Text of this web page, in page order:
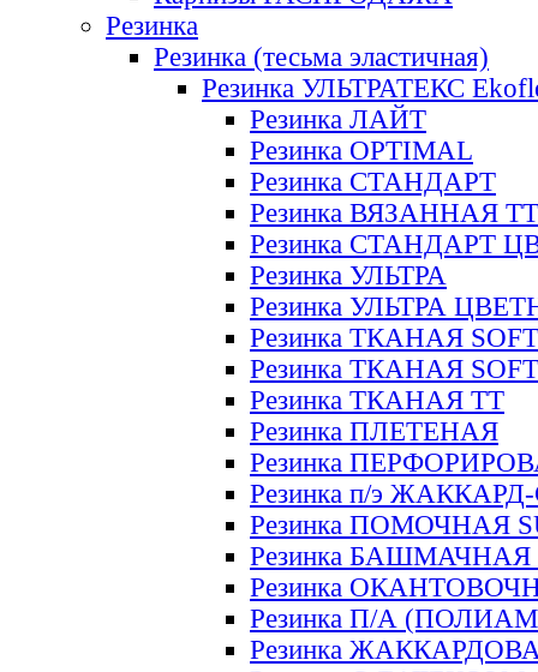
Резинка
Резинка (тесьма эластичная)
Резинка УЛЬТРАТЕКС
Резинка ЛАЙТ
Резинка OPTIMAL
Резинка СТАНДАРТ
Резинка ВЯЗАННАЯ ТТ
Резинка СТАНДАРТ
Резинка УЛЬТРА
Резинка УЛЬТРА
Резинка ТКАНАЯ SOFT
Резинка ТКАНАЯ
Резинка ТКАНАЯ ТТ
Резинка ПЛЕТЕНАЯ
Резинка
Резинка п/э
Резинка ПОМОЧНАЯ
Резинка БАШМАЧНАЯ
Резинка
Резинка П/А
Резинка